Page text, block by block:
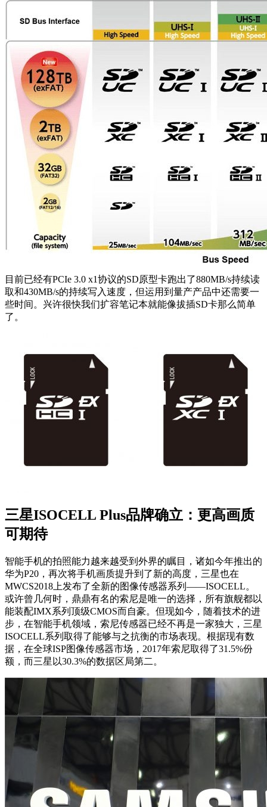
目前已经有PCIe 3.0 x1协议的SD原型卡跑出了880MB/s持续读
取和430MB/s的持续写入速度，但运用到量产产品中还需要一
些时间。兴许很快我们扩容笔记本就能像拔插SD卡那么简单
了。
三星ISOCELL Plus品牌确立：更高画质
可期待
智能手机的拍照能力越来越受到外界的瞩目，诸如今年推出的
华为P20，再次将手机画质提升到了新的高度，三星也在
MWCS2018上发布了全新的图像传感器系列——ISOCELL。
或许曾几何时，鼎鼎有名的索尼是唯一的选择，所有旗舰都以
能装配IMX系列顶级CMOS而自豪。但现如今，随着技术的进
步，在智能手机领域，索尼传感器已经不再是一家独大，三星
ISOCELL系列取得了能够与之抗衡的市场表现。根据现有数
据，在全球ISP图像传感器市场，2017年索尼取得了31.5%份
额，而三星以30.3%的数据区局第二。